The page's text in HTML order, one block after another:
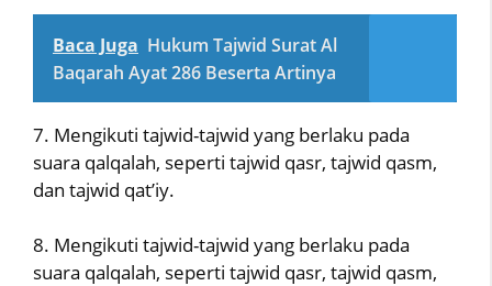
Baca Juga Hukum Tajwid Surat Al
Baqarah Ayat 286 Beserta Artinya
7. Mengikuti tajwid-tajwid yang berlaku pada
suara qalqalah, seperti tajwid qasr, tajwid qasm,
dan tajwid qat’iy.
8. Mengikuti tajwid-tajwid yang berlaku pada
suara qalqalah, seperti tajwid qasr, tajwid qasm,